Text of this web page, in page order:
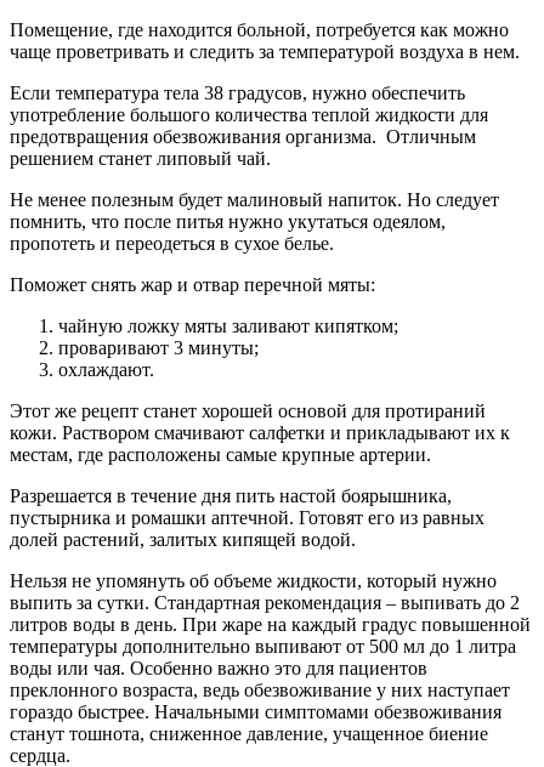
Помещение, где находится больной, потребуется как можно
чаще проветривать и следить за температурой воздуха в нем.
Если температура тела 38 градусов, нужно обеспечить
употребление большого количества теплой жидкости для
предотвращения обезвоживания организма. Отличным
решением станет липовый чай.
Не менее полезным будет малиновый напиток. Но следует
помнить, что после питья нужно укутаться одеялом,
пропотеть и переодеться в сухое белье.
Поможет снять жар и отвар перечной мяты:
чайную ложку мяты заливают кипятком;
проваривают 3 минуты;
охлаждают.
Этот же рецепт станет хорошей основой для протираний
кожи. Раствором смачивают салфетки и прикладывают их к
местам, где расположены самые крупные артерии.
Разрешается в течение дня пить настой боярышника,
пустырника и ромашки аптечной. Готовят его из равных
долей растений, залитых кипящей водой.
Нельзя не упомянуть об объеме жидкости, который нужно
выпить за сутки. Стандартная рекомендация – выпивать до 2
литров воды в день. При жаре на каждый градус повышенной
температуры дополнительно выпивают от 500 мл до 1 литра
воды или чая. Особенно важно это для пациентов
преклонного возраста, ведь обезвоживание у них наступает
гораздо быстрее. Начальными симптомами обезвоживания
станут тошнота, сниженное давление, учащенное биение
сердца.